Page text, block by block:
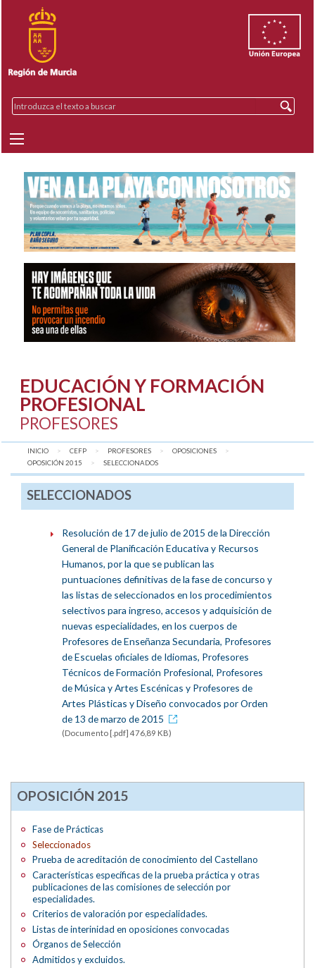
EDUCACIÓN Y FORMACIÓN
PROFESIONAL
PROFESORES
INICIO CEFP PROFESORES
OPOSICIONES
OPOSICIÓN 2015
AQUÍ:
SELECCIONADOS
SELECCIONADOS
Resolución de 17 de julio de 2015 de la Dirección
General de Planificación Educativa y Recursos
Humanos, por la que se publican las
puntuaciones definitivas de la fase de concurso y
las listas de seleccionados en los procedimientos
selectivos para ingreso, accesos y adquisición de
nuevas especialidades, en los cuerpos de
Profesores de Enseñanza Secundaria, Profesores
de Escuelas oficiales de Idiomas, Profesores
Técnicos de Formación Profesional, Profesores
de Música y Artes Escénicas y Profesores de
Artes Plásticas y Diseño convocados por Orden
de 13 de marzo de 2015
(Documento [.pdf] 476,89 KB)
OPOSICIÓN 2015
Fase de Prácticas
Seleccionados
Prueba de acreditación de conocimiento del Castellano
Características específicas de la prueba práctica y otras
publicaciones de las comisiones de selección por
especialidades.
Criterios de valoración por especialidades.
Listas de interinidad en oposiciones convocadas
Órganos de Selección
Admitidos y excluidos.